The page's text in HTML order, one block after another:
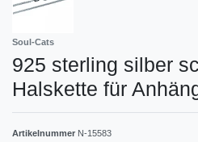
Soul-Cats
925 sterling silber
Halskette für
Artikelnummer N-15583